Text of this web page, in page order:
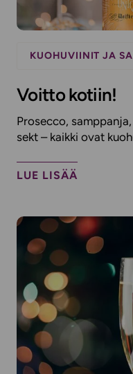
KUOHUVIINIT JA
Voitto kotiin!
Prosecco,
sekt – kaikki ovat
LUE LISÄÄ